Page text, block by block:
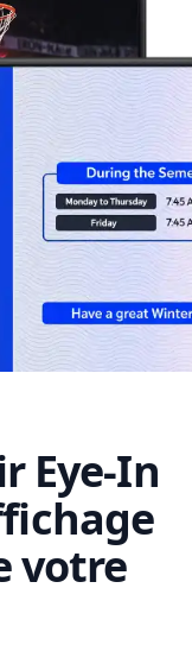
Eye-In
votre